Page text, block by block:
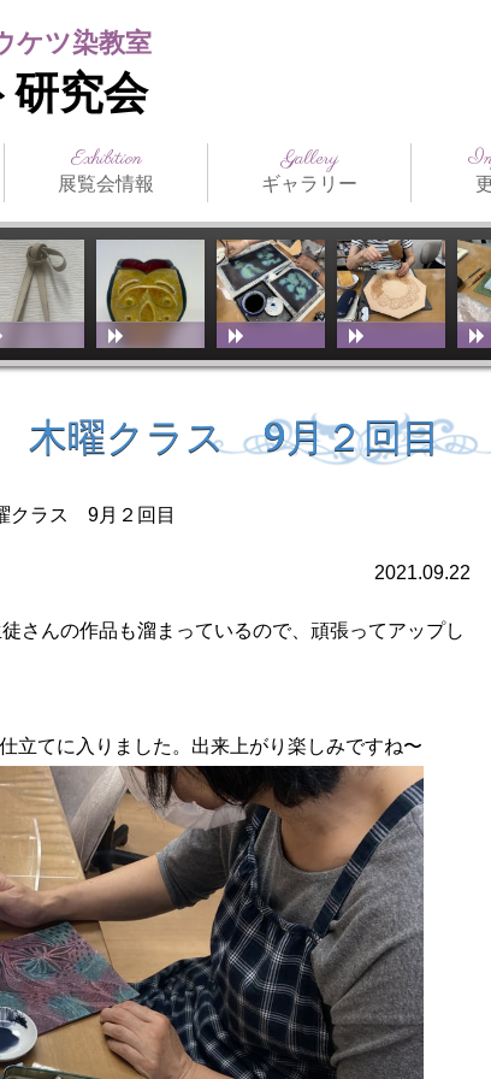
ケツ染教室
研究会
Exhibition
展覧会情報
まつだみちこ個展
教室展覧会
その他展覧会
日本の公募展
ILCE（International
Leather Craft
Exhibition）
日本革工芸展
海外の公募展
IFoLG
World Leather
Debut(Sheridan)
Gallery
ギャラリー
講師作品
生徒作品
作品別一覧
技法別一覧
販売品
メディア掲載
お知
技法
教室
木曜クラス 9月２回目
クラス 9月２回目
2021.09.22
さんの作品も溜まっているので、頑張ってアップし
立てに入りました。出来上がり楽しみですね〜